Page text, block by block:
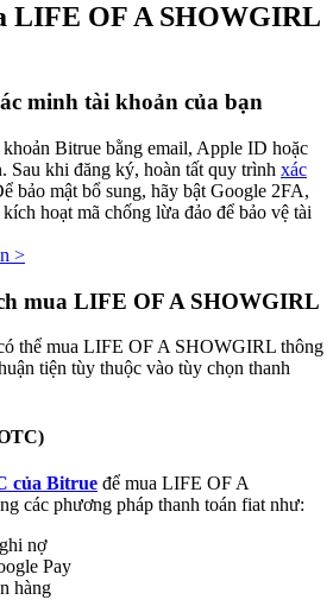
LIFE OF A SHOWGIRL
minh tài khoản của bạn
Bitrue bằng email, Apple ID hoặc
Sau khi đăng ký, hoàn tất quy trình xác
bảo mật bổ sung, hãy bật Google 2FA,
hoạt mã chống lừa đảo để bảo vệ tài
>
mua LIFE OF A SHOWGIRL
thể mua LIFE OF A SHOWGIRL thông
tiện tùy thuộc vào tùy chọn thanh
của Bitrue để mua LIFE OF A
các phương pháp thanh toán fiat như:
nợ
Pay
hàng